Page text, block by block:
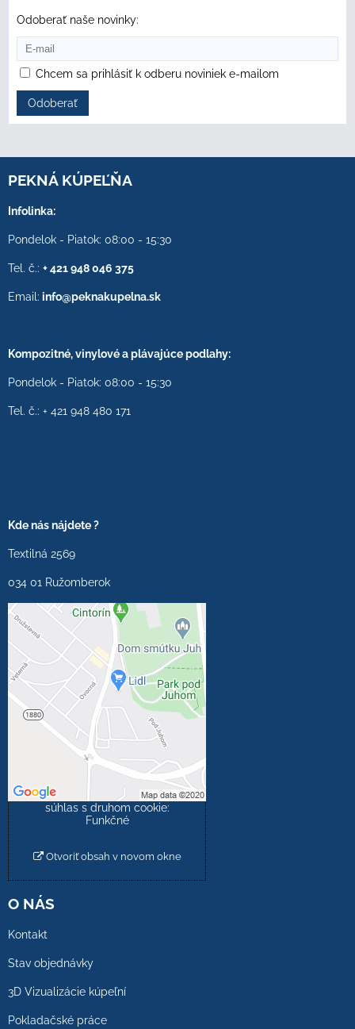
Odoberať naše novinky:
Chcem sa prihlásiť k odberu noviniek e-mailom
Odoberať
PEKNÁ KÚPEĽŇA
Infolinka:
Pondelok - Piatok: 08:00 - 15:30
Tel. č.: + 421 948 046 375
Email: info@peknakupelna.sk
Kompozitné, vinylové a plávajúce podlahy:
Pondelok - Piatok: 08:00 - 15:30
Tel. č.: + 421 948 480 171
Kde nás nájdete ?
Textilná 2569
034 01 Ružomberok
Externý obsah je
blokovaný Voľbami
súkromia
Prajete si načítať externý
obsah?
Povoliť tentokrát
Povoliť a zapamätať -
súhlas s druhom cookie:
Funkčné
Otvoriť obsah v novom okne
O NÁS
Kontakt
Stav objednávky
3D Vizualizácie kúpeľní
Pokladačské práce